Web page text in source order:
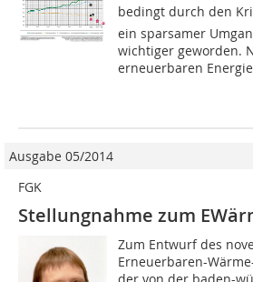
bedingt durch den
ein sparsamer
wichtiger geworden.
erneuerbaren
Ausgabe 05/2014
FGK
Stellungnahme zum
Zum Entwurf des
Erneuerbaren-